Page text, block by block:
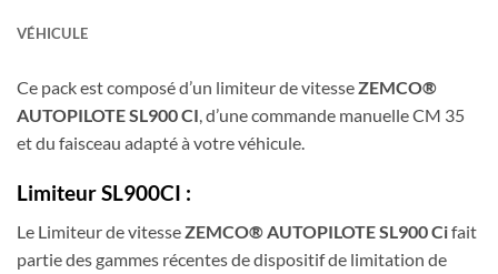
VÉHICULE
Ce pack est composé d’un limiteur de vitesseZEMCO®
AUTOPILOTE SL900 CI, d’une commande manuelle CM 35
et du faisceau adapté à votre véhicule.
Limiteur SL900CI :
Le Limiteur de vitesse ZEMCO® AUTOPILOTE SL900 Cifait
partie des gammes récentes de dispositif de limitation de